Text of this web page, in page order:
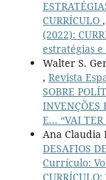
CURRÍCULO ,
(2022):
estratégias
Walter S.
, Revista
SOBRE
INVENÇÕES
E... “VAI
Ana Claudia
DESAFIOS
Currículo: